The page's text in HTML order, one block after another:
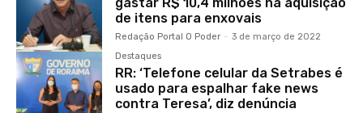
gastar R$ 10,4 milhões na aquisição
de itens para enxovais
Redação Portal O Poder - 3 de março de 2022
Destaques
RR: ‘Telefone celular da Setrabes é
usado para espalhar fake news
contra Teresa’, diz denúncia